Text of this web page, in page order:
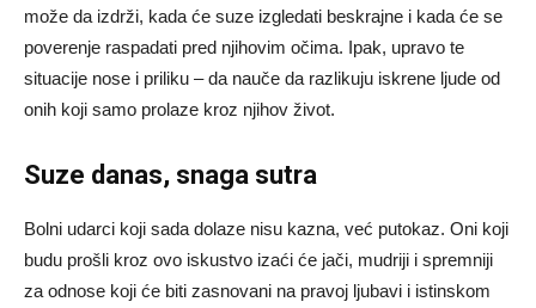
može da izdrži, kada će suze izgledati beskrajne i kada će se
poverenje raspadati pred njihovim očima. Ipak, upravo te
situacije nose i priliku – da nauče da razlikuju iskrene ljude od
onih koji samo prolaze kroz njihov život.
Suze danas, snaga sutra
Bolni udarci koji sada dolaze nisu kazna, već putokaz. Oni koji
budu prošli kroz ovo iskustvo izaći će jači, mudriji i spremniji
za odnose koji će biti zasnovani na pravoj ljubavi i istinskom